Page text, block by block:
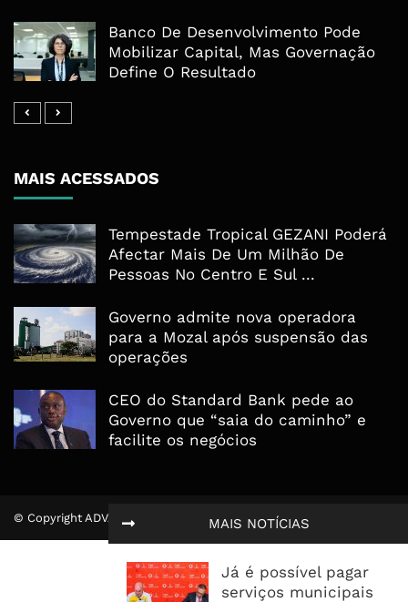
MAIS NOTÍCIAS
Já é possível pagar
serviços municipais
Banco De Desenvolvimento Pode
Mobilizar Capital, Mas Governação
Define O Resultado
MAIS ACESSADOS
Tempestade Tropical GEZANI Poderá
Afectar Mais De Um Milhão De
Pessoas No Centro E Sul ...
Governo admite nova operadora
para a Mozal após suspensão das
operações
CEO do Standard Bank pede ao
Governo que “saia do caminho” e
facilite os negócios
© Copyright ADVALUE. Todos Direitos Reservados.